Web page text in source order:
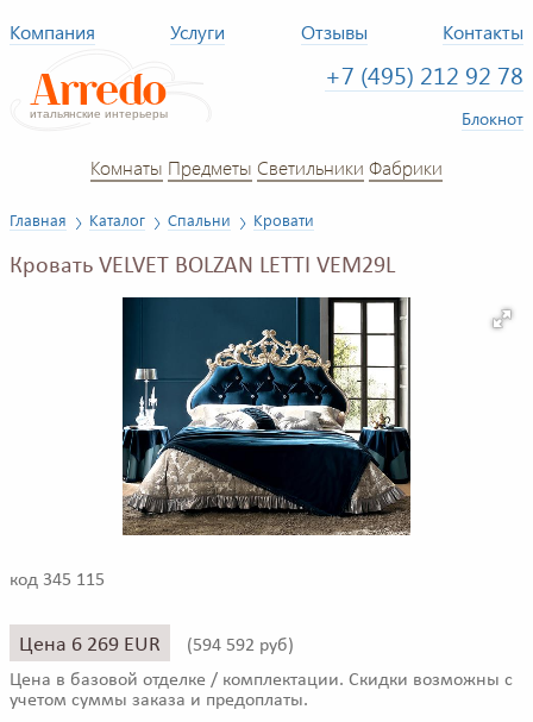
Компания Услуги Отзывы Контакты
+7 (495) 212 92 78
Блокнот
Комнаты Предметы Светильники Фабрики
Главная Каталог Спальни Кровати
Кровать VELVET BOLZAN LETTI VEM29L
код 345 115
Цена 6 269 EUR (594 592 руб)
Цена в базовой отделке / комплектации. Скидки возможны с
учетом суммы заказа и предоплаты.